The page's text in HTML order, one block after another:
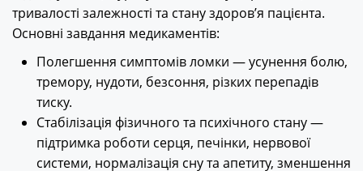
тривалості залежності та стану здоров’я пацієнта.
Основні завдання медикаментів:
Полегшення симптомів ломки — усунення болю,
тремору, нудоти, безсоння, різких перепадів
тиску.
Стабілізація фізичного та психічного стану —
підтримка роботи серця, печінки, нервової
системи, нормалізація сну та апетиту, зменшення